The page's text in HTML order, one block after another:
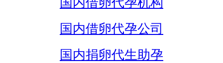
国内借卵代孕公司
国内捐卵代生助孕